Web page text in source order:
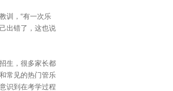
训，“有一次乐
出错了，这也说
生，很多家长都
常见的热门管乐
识到在考学过程